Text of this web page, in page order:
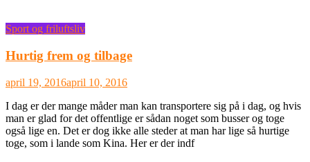
Sport og friluftsliv
Hurtig frem og tilbage
april 19, 2016april 10, 2016
I dag er der mange måder man kan transportere sig på i dag, og hvis
man er glad for det offentlige er sådan noget som busser og toge
også lige en. Det er dog ikke alle steder at man har lige så hurtige
toge, som i lande som Kina. Her er der indf